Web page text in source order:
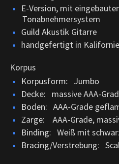
E-Version, mit
Tonabnehmersystem
Guild Akustik Gitarre
handgefertigt in
Korpus
Korpusform: Jumbo
Decke: massive AAA-
Boden: AAA-Grade
Zarge: AAA-Grade,
Binding: Weiß mit
Bracing/Verstrebung: